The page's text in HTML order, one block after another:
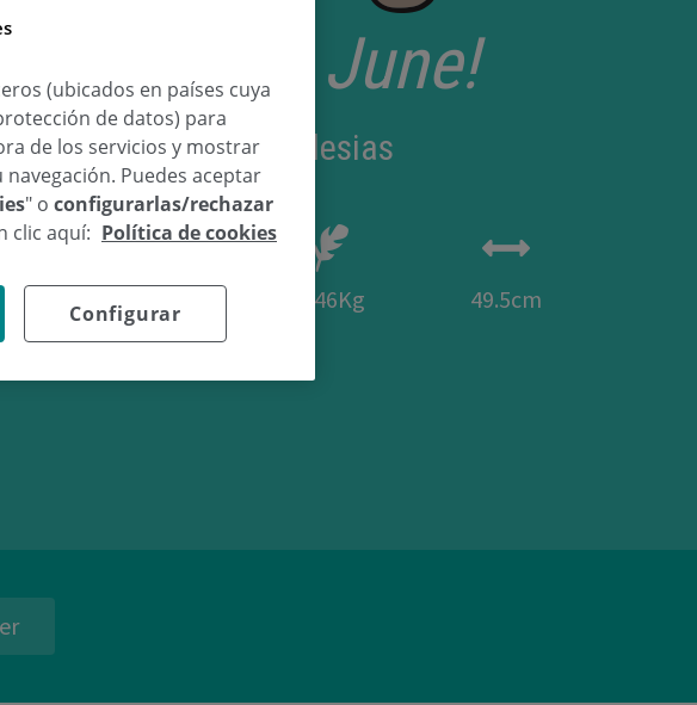
Ongi etorri June!
June Garrido Iglesias
08 3.46Kg 49.5cm
(ubicados en países cuya
de datos) para
de los servicios y mostrar
Puedes aceptar
" o configurarlas/rechazar
clic aquí: Política de cookies
Configurar